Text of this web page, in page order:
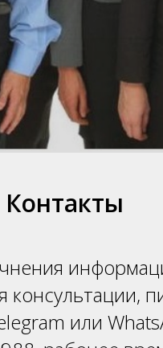
Контакты
консультации,
или